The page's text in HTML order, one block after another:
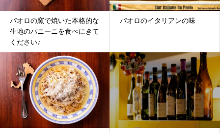
パオロの窯で焼いた本格的な
生地のパニーニを食べにきて
ください♪
パオロのイタリアンの味